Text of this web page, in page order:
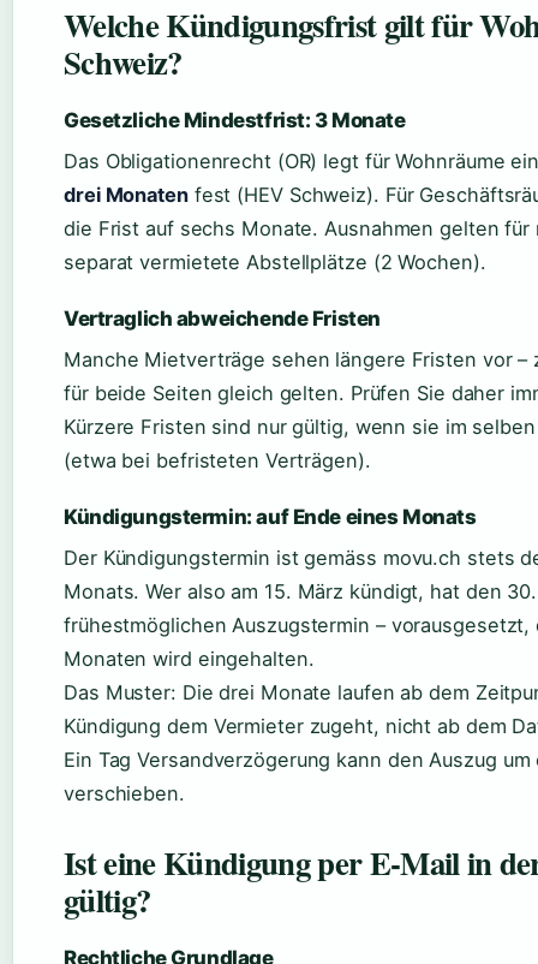
Welche Kündigungsfrist gilt für
Schweiz?
Gesetzliche Mindestfrist: 3 Monate
Das Obligationenrecht (OR) legt für Wohnräume
drei Monatenfest (HEV Schweiz). Für
die Frist auf sechs Monate. Ausnahmen gelten für
separat vermietete Abstellplätze (2 Wochen).
Vertraglich abweichende Fristen
Manche Mietverträge sehen längere Fristen vor –
für beide Seiten gleich gelten. Prüfen Sie daher
Kürzere Fristen sind nur gültig, wenn sie im
(etwa bei befristeten Verträgen).
Kündigungstermin: auf Ende eines Monats
Der Kündigungstermin ist gemäss movu.ch stets
Monats. Wer also am 15. März kündigt, hat den
frühestmöglichen Auszugstermin –
Monaten wird eingehalten.
Das Muster: Die drei Monate laufen ab dem
Kündigung dem Vermieter zugeht, nicht ab dem
Ein Tag Versandverzögerung kann den Auszug
verschieben.
Ist eine Kündigung per E-Mail in
gültig?
Rechtliche Grundlage